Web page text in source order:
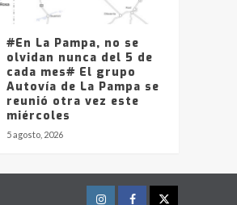
Accidente en Ruta 5:
falleció un joven de
Trenque Lauquen
Los precios de los
combustibles en La
Pampa, desde YPF hasta
Axion entre 857 a 1338
pesos
#En La Pampa, no se
olvidan nunca del 5 de
cada mes# El grupo
Autovía de La Pampa se
reunió otra vez este
miércoles
5 agosto, 2026